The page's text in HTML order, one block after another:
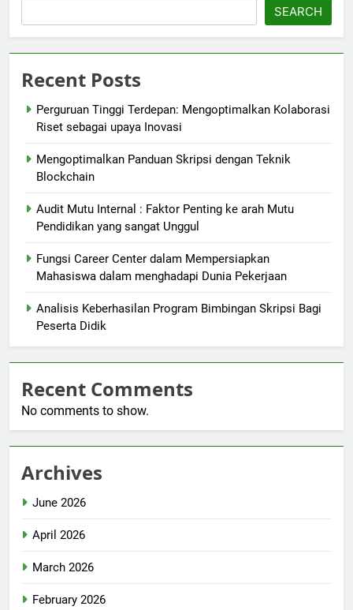
SEARCH
Recent Posts
Perguruan Tinggi Terdepan: Mengoptimalkan Kolaborasi
Riset sebagai upaya Inovasi
Mengoptimalkan Panduan Skripsi dengan Teknik
Blockchain
Audit Mutu Internal : Faktor Penting ke arah Mutu
Pendidikan yang sangat Unggul
Fungsi Career Center dalam Mempersiapkan
Mahasiswa dalam menghadapi Dunia Pekerjaan
Analisis Keberhasilan Program Bimbingan Skripsi Bagi
Peserta Didik
Recent Comments
No comments to show.
Archives
June 2026
April 2026
March 2026
February 2026